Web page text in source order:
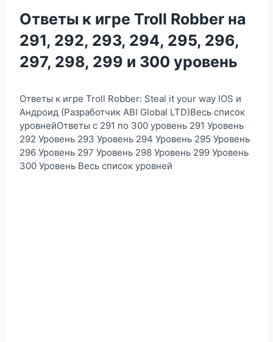
Ответы к игре Troll Robber на
291, 292, 293, 294, 295, 296,
297, 298, 299 и 300 уровень
Ответы к игре Troll Robber: Steal it your way IOS и
Андроид (Разработчик ABI Global LTD)Весь список
уровнейОтветы с 291 по 300 уровень 291 Уровень
292 Уровень 293 Уровень 294 Уровень 295 Уровень
296 Уровень 297 Уровень 298 Уровень 299 Уровень
300 Уровень Весь список уровней